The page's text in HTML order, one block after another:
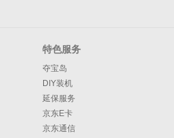
特色服务
夺宝岛
DIY装机
延保服务
京东E卡
京东通信